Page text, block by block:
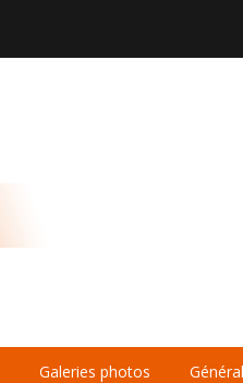
Galeries photos